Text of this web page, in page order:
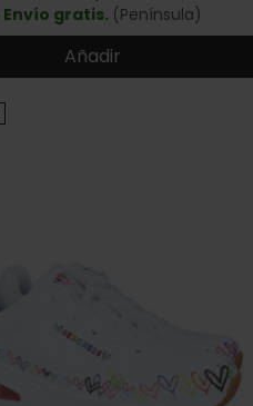
Envío gratis. (Península)
Añadir